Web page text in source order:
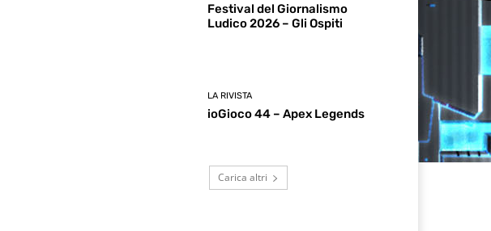
Festival del Giornalismo
Ludico 2026 – Gli Ospiti
LA RIVISTA
ioGioco 44 – Apex Legends
Carica altri